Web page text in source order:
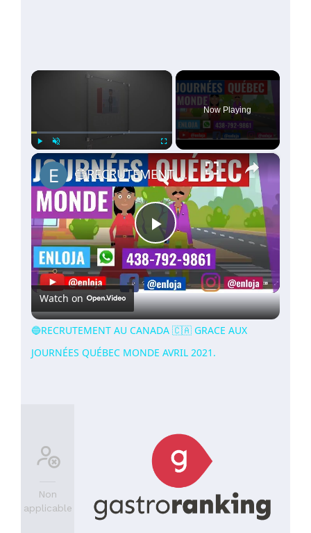
×
Now Playing
×
Play
Video
🔵RECRUTEMENT AU CANADA 🇨🇦 GRACE AUX JOURNÉES QUÉBEC MONDE AVRIL 2021.
Watch on
🔵RECRUTEMENT AU CANADA 🇨🇦 GRACE AUX
JOURNÉES QUÉBEC MONDE AVRIL 2021.
Non
applicable